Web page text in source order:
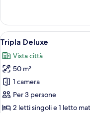
Deluxe
con
2
letti
singoli
Apri
tutte
le
foto
per
Tripla
Deluxe
7
Tripla Deluxe
Vista città
50 m²
1 camera
Per 3 persone
2 letti singoli e 1 letto